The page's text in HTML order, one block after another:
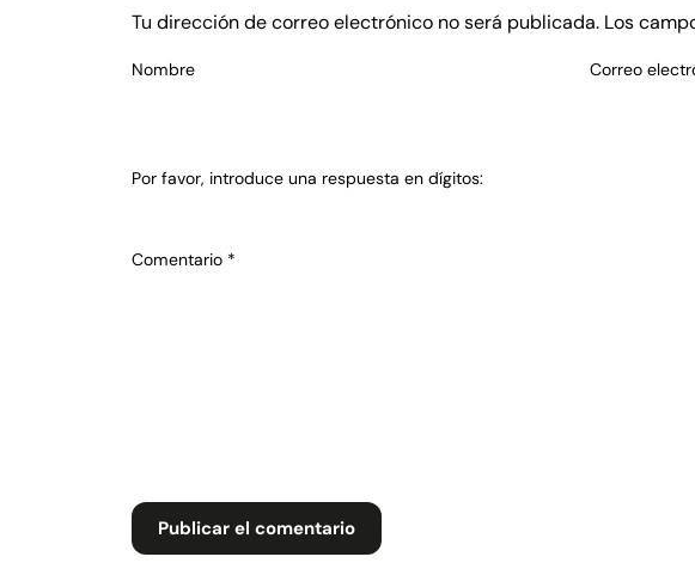
Tu dirección de correo electrónico no será publicada. Los
Nombre Correo
Por favor, introduce una respuesta en dígitos:
Comentario *